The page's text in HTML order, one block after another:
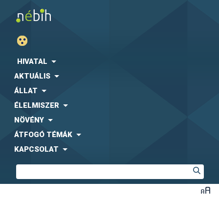
HIVATAL
AKTUÁLIS
ÁLLAT
ÉLELMISZER
NÖVÉNY
ÁTFOGÓ TÉMÁK
KAPCSOLAT